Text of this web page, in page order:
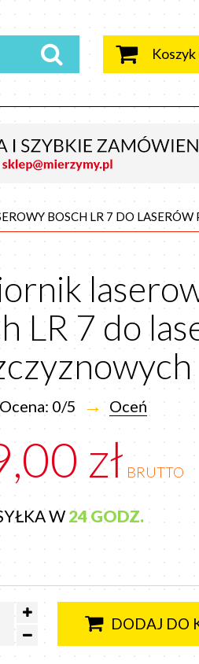
Koszyk
BOSCH LR 7 DO
LR 7 do
Ocena: 0/5 → Oceń
zł BRUTTO
W 24 GODZ.
DODAJ DO